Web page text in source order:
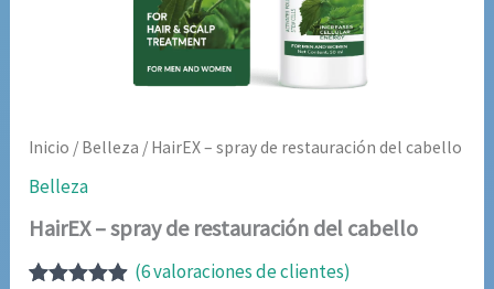
Inicio / Belleza / HairEX – spray de restauración del cabello
Belleza
HairEX – spray de restauración del cabello
(6valoraciones de clientes)